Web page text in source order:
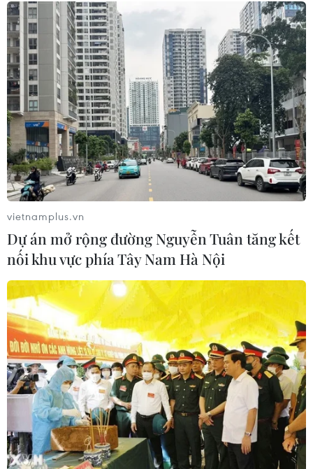
TIN CÙNG CHUYÊN MỤC
vietnamplus.vn
Dự án mở rộng đường Nguyễn Tuân tăng kết
nối khu vực phía Tây Nam Hà Nội